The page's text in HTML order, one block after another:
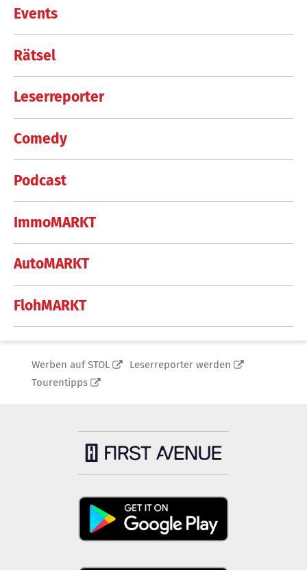
Events
Rätsel
Leserreporter
Comedy
Podcast
ImmoMARKT
AutoMARKT
FlohMARKT
Werben auf STOL
Leserreporter werden
Tourentipps